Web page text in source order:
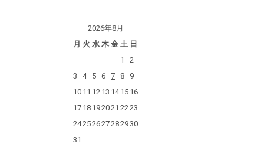
2026年8月
月 火 水 木 金 土 日
1
2
3
4 5 6 7 8
9
10 11 12 13 14 15 16
17 18 192021 22 23
24252627282930
31